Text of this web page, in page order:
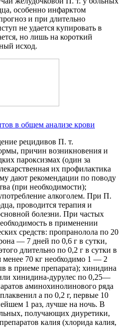
особенно инфарктом
и при длительно
не удается купировать в
но лишь на короткий
исход.
в общем анализе крови
рецидивов П. т.
причин возникновения и
пароксизмах (один за
их профилактика
дают рекомендации по поводу
(при необходимости);
алкоголем. При П.
проводится терапия и
болезни. При частых
в применении
средств: пропранолола по 20
— 7 дней по 0,6 г в сутки,
длительно по 0,2 г в сутки в
70 кг необходимо 1 — 2
в приеме препарата); хинидина
хинидина-дурулес по 0,25—
аминохинолинового ряда
а по 0,2 г, первые 10
1 раз, лучше на ночь. В
получающих диуретики,
калия (хлорида калия,